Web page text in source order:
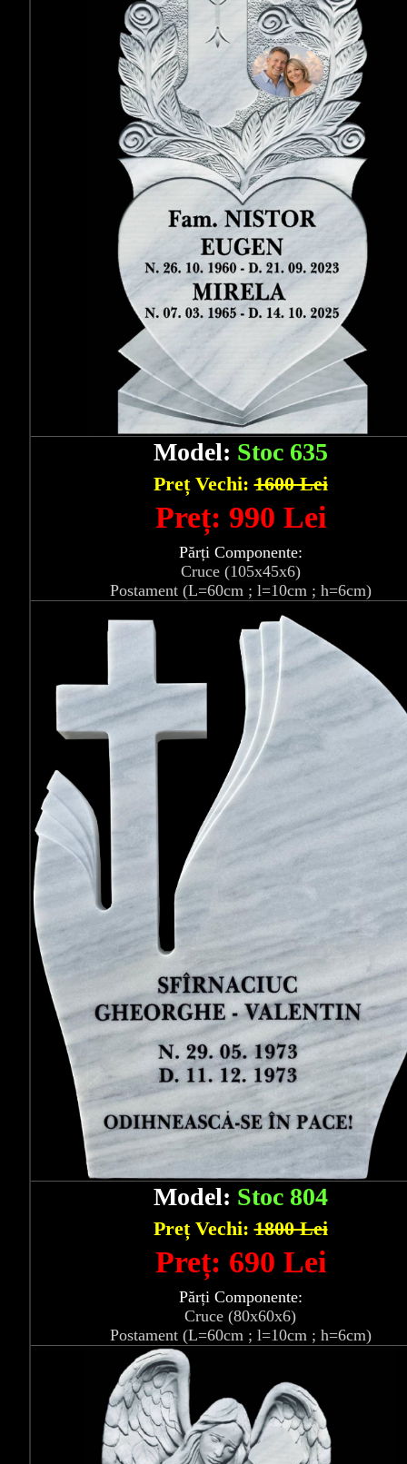
Model: Stoc 635
Preț Vechi:1600 Lei
Preț: 990 Lei
Părți Componente:
Cruce (105x45x6)
Postament (L=60cm ; l=10cm ; h=6cm)
Model: Stoc 804
Preț Vechi:1800 Lei
Preț: 690 Lei
Părți Componente:
Cruce (80x60x6)
Postament (L=60cm ; l=10cm ; h=6cm)